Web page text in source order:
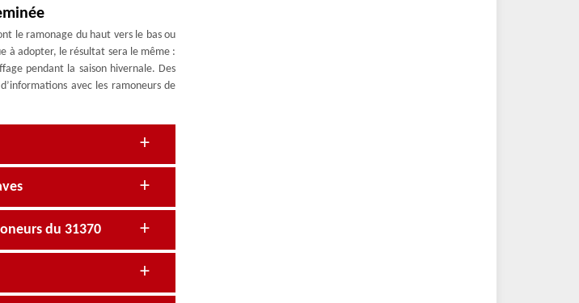
le ramonage du haut vers le bas ou
à adopter, le résultat sera le même :
pendant la saison hivernale. Des
avec les ramoneurs de
du 31370